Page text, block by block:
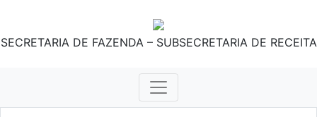
SECRETARIA DE FAZENDA – SUBSECRETARIA DE RECEITA